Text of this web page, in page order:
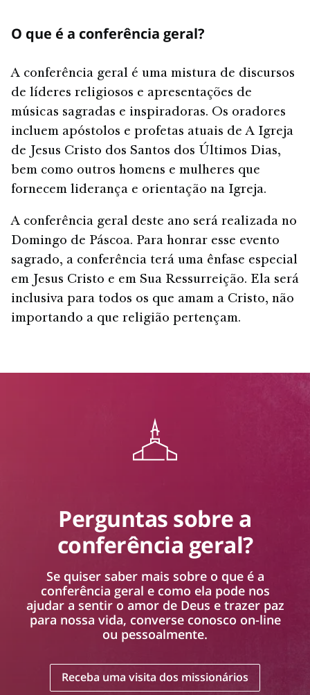
O que é a conferência geral?
A conferência geral é uma mistura de discursos
de líderes religiosos e apresentações de
músicas sagradas e inspiradoras. Os oradores
incluem apóstolos e profetas atuais de A Igreja
de Jesus Cristo dos Santos dos Últimos Dias,
bem como outros homens e mulheres que
fornecem liderança e orientação na Igreja.
A conferência geral deste ano será realizada no
Domingo de Páscoa. Para honrar esse evento
sagrado, a conferência terá uma ênfase especial
em Jesus Cristo e em Sua Ressurreição. Ela será
inclusiva para todos os que amam a Cristo, não
importando a que religião pertençam.
Perguntas sobre a
conferência geral?
Se quiser saber mais sobre o que é a
conferência geral e como ela pode nos
ajudar a sentir o amor de Deus e trazer paz
para nossa vida, converse conosco on-line
ou pessoalmente.
Receba uma visita dos missionários